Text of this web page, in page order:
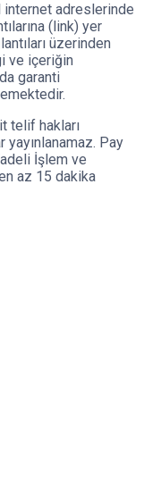
internet adreslerinde
(link) yer
üzerinden
ve içeriğin
garanti
telif hakları
yayınlanamaz. Pay
İşlem ve
az 15 dakika